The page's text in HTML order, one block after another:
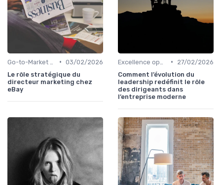
• 03/02/2026
Le rôle stratégique du
directeur marketing chez
eBay
•
27/02/2026
Comment l’évolution du
leadership redéfinit le rôle
des dirigeants dans
l’entreprise moderne